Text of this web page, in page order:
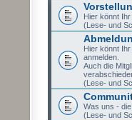
Hier könnt
(Lese- und
Hier könnt
anmelden.
Auch die
(Lese- und
Was uns -
(Lese- und